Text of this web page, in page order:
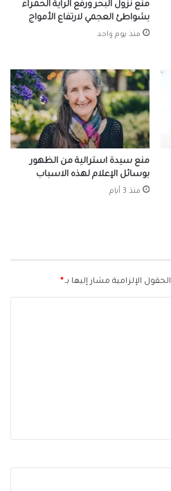
منع نزول البحر ورفع الراية الحمراء
بشواطئ العجمي لارتفاع الأمواج
منذ يوم واحد
منع سيدة استرالية من الظهور
بوسائل الإعلام لهذه الاسباب
منذ 3 أيام
الحقول الإلزامية مشار إليها بـ*